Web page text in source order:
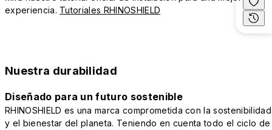
experiencia. Tutoriales RHINOSHIELD
Nuestra durabilidad
Diseñado para un futuro sostenible
RHINOSHIELD es una marca comprometida con la sostenibilidad
y el bienestar del planeta. Teniendo en cuenta todo el ciclo de